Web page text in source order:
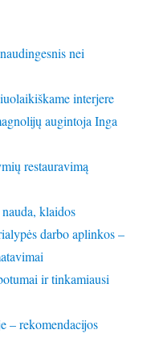
nei
interjere
augintoja Inga
restauravimą
klaidos
darbo aplinkos –
ir tinkamiausi
– rekomendacijos